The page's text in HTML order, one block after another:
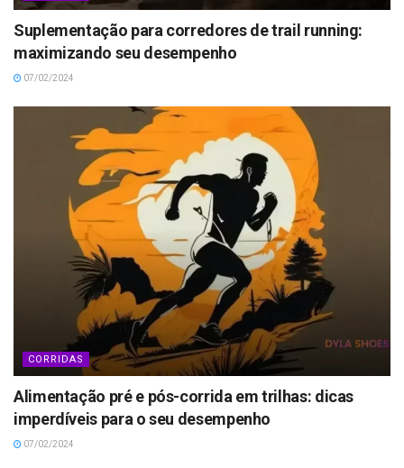
Suplementação para corredores de trail running:
maximizando seu desempenho
07/02/2024
CORRIDAS
Alimentação pré e pós-corrida em trilhas: dicas
imperdíveis para o seu desempenho
07/02/2024